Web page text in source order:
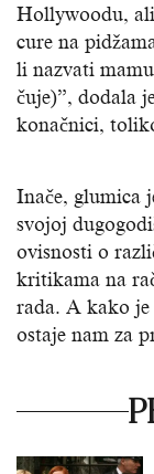
Hollywoodu,
cure na
li nazvati
čuje)”, dodala
konačnici,
Inače, glumica
svojoj
ovisnosti o
kritikama na
rada. A kako
ostaje nam za